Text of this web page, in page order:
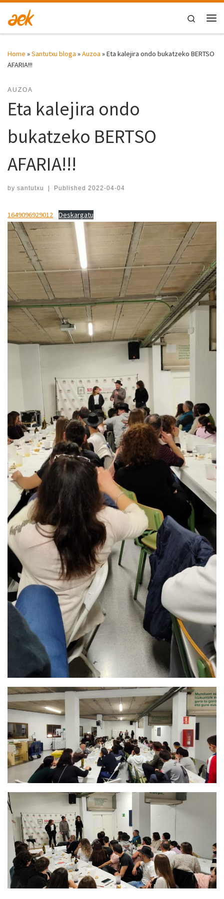
Skip to content
Search
Home »Santutxu bloga »Auzoa »Eta kalejira ondo bukatzeko BERTSO
AFARIA!!!
AUZOA
Eta kalejira ondo
bukatzeko BERTSO
AFARIA!!!
by santutxu | Published 2022-04-04
1649096929012 Deskargatu